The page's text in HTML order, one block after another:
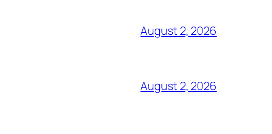
August 2, 2026
August 2, 2026